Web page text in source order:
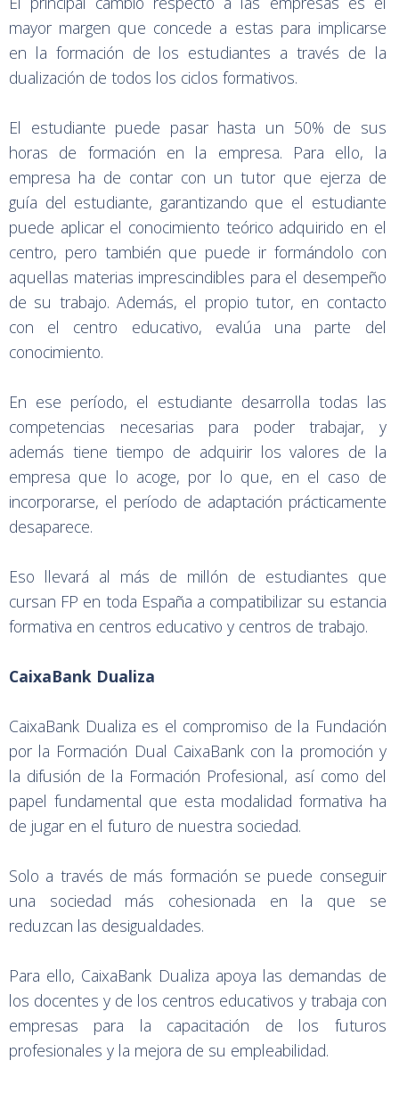
mayor margen que concede a estas para implicarse
en la formación de los estudiantes a través de la
dualización de todos los ciclos formativos.
El estudiante puede pasar hasta un 50% de sus
horas de formación en la empresa. Para ello, la
empresa ha de contar con un tutor que ejerza de
guía del estudiante, garantizando que el estudiante
puede aplicar el conocimiento teórico adquirido en el
centro, pero también que puede ir formándolo con
aquellas materias imprescindibles para el desempeño
de su trabajo. Además, el propio tutor, en contacto
con el centro educativo, evalúa una parte del
conocimiento.
En ese período, el estudiante desarrolla todas las
competencias necesarias para poder trabajar, y
además tiene tiempo de adquirir los valores de la
empresa que lo acoge, por lo que, en el caso de
incorporarse, el período de adaptación prácticamente
desaparece.
Eso llevará al más de millón de estudiantes que
cursan FP en toda España a compatibilizar su estancia
formativa en centros educativo y centros de trabajo.
CaixaBank Dualiza
CaixaBank Dualiza es el compromiso de la Fundación
por la Formación Dual CaixaBank con la promoción y
la difusión de la Formación Profesional, así como del
papel fundamental que esta modalidad formativa ha
de jugar en el futuro de nuestra sociedad.
Solo a través de más formación se puede conseguir
una sociedad más cohesionada en la que se
reduzcan las desigualdades.
Para ello, CaixaBank Dualiza apoya las demandas de
los docentes y de los centros educativos y trabaja con
empresas para la capacitación de los futuros
profesionales y la mejora de su empleabilidad.